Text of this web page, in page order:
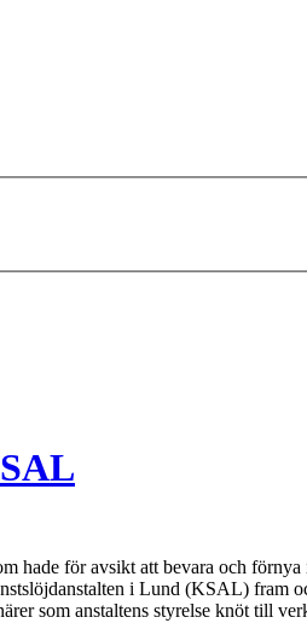
hade för avsikt att bevara och
i Lund (KSAL) fram
som anstaltens styrelse knöt till